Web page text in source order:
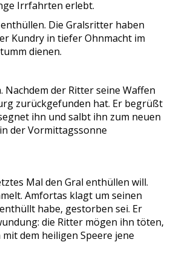
Irrfahrten erlebt.
Die Gralsritter haben
Kundry in tiefer Ohnmacht im
dienen.
der Ritter seine Waffen
zurückgefunden hat. Er begrüßt
ihn und salbt ihn zum neuen
der Vormittagssonne
Mal den Gral enthüllen will.
Amfortas klagt um seinen
habe, gestorben sei. Er
die Ritter mögen ihn töten,
dem heiligen Speere jene